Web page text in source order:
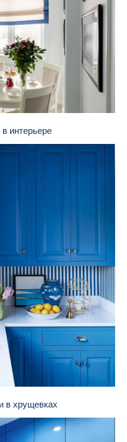
интерьере
в хрущевках